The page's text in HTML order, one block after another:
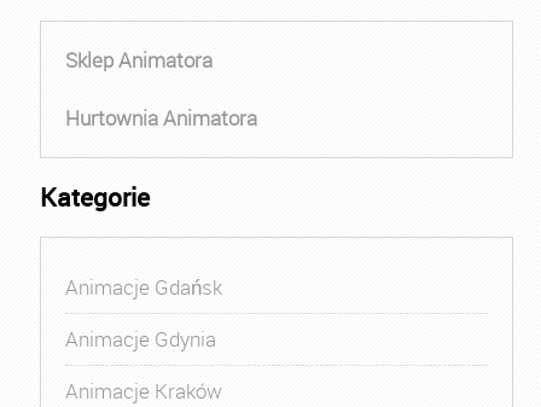
Sklep Animatora
Hurtownia Animatora
Kategorie
Animacje Gdańsk
Animacje Gdynia
Animacje Kraków